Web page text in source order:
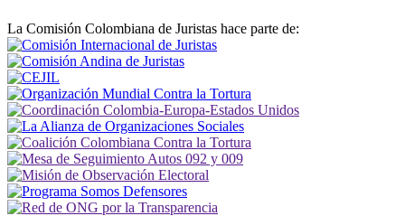
La Comisión Colombiana de Juristas hace parte de: